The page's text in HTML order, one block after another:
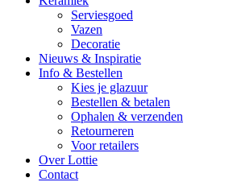
Serviesgoed
Vazen
Decoratie
Nieuws & Inspiratie
Info & Bestellen
Kies je glazuur
Bestellen & betalen
Ophalen & verzenden
Retourneren
Voor retailers
Over Lottie
Contact